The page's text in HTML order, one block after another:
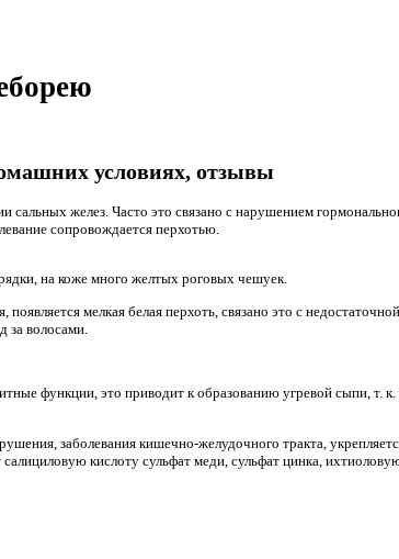
условиях, отзывы
сальных желез. Часто это связано с нарушением
сопровождается перхотью.
на коже много желтых роговых чешуек.
мелкая белая перхоть, связано это с недостаточной
за волосами.
функции, это приводит к образованию угревой сыпи, т. к.
заболевания кишечно-желудочного тракта,
кислоту сульфат меди, сульфат цинка,